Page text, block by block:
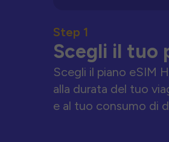
Step 1
Scegli il tuo
Scegli il piano eSIM
alla durata del tuo
e al tuo consumo di